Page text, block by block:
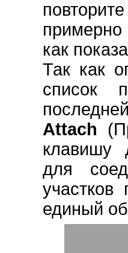
как
Так как
список
Attach
клавишу
для
участков
единый